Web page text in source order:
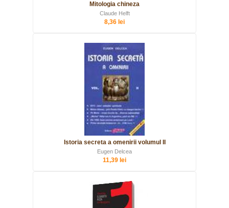
Mitologia chineza
Claude Helft
8,36 lei
Istoria secreta a omenirii volumul II
Eugen Delcea
11,39 lei